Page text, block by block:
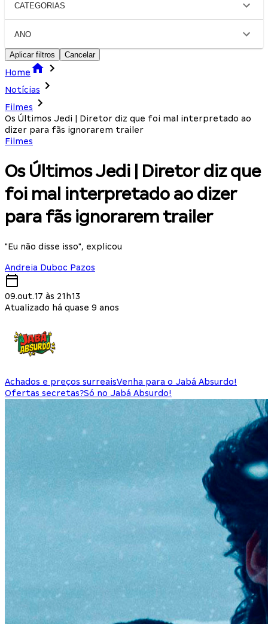
CATEGORIAS
ANO
Aplicar filtros Cancelar
Home
Notícias
Filmes
Os Últimos Jedi | Diretor diz que foi mal interpretado ao
dizer para fãs ignorarem trailer
Filmes
Os Últimos Jedi | Diretor diz que
foi mal interpretado ao dizer
para fãs ignorarem trailer
"Eu não disse isso", explicou
Andreia Duboc Pazos
09.out.17 às 21h13
Atualizado há quase 9 anos
Achados e preços surreaisVenha para o Jabá Absurdo!
Ofertas secretas?Só no Jabá Absurdo!